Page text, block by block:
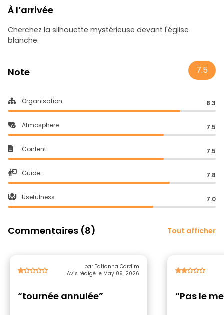
À l’arrivée
Cherchez la silhouette mystérieuse devant l'église
blanche.
Note 7.5
Organisation 8.3
Atmosphere 7.5
Content 7.5
Guide 7.8
Usefulness 7.0
Commentaires (8) Tout afficher
par Tatianna Cardim
Avis rédigé le May 09, 2026
“tournée annulée” “Pas le